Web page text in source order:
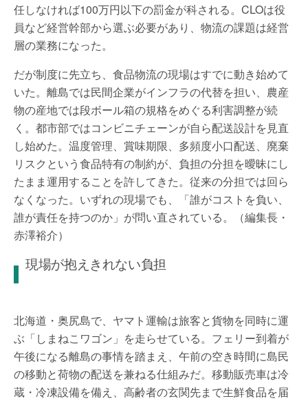
任しなければ100万円以下の罰金が科される。CLOは役
員など経営幹部から選ぶ必要があり、物流の課題は経営
層の業務になった。
だが制度に先立ち、食品物流の現場はすでに動き始めて
いた。離島では民間企業がインフラの代替を担い、農産
物の産地では段ボール箱の規格をめぐる利害調整が続
く。都市部ではコンビニチェーンが自ら配送設計を見直
し始めた。温度管理、賞味期限、多頻度小口配送、廃棄
リスクという食品特有の制約が、負担の分担を曖昧にし
たまま運用することを許してきた。従来の分担では回ら
なくなった。いずれの現場でも、「誰がコストを負い、
誰が責任を持つのか」が問い直されている。（編集長・
赤澤裕介）
現場が抱えきれない負担
北海道・奥尻島で、ヤマト運輸は旅客と貨物を同時に運
ぶ「しまねこワゴン」を走らせている。フェリー到着が
午後になる離島の事情を踏まえ、午前の空き時間に島民
の移動と荷物の配送を兼ねる仕組みだ。移動販売車は冷
蔵・冷凍設備を備え、高齢者の玄関先まで生鮮食品を届